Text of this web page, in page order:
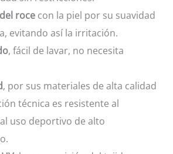
roce con la piel por su suavidad
evitando así la irritación.
, fácil de lavar, no necesita
, por sus materiales de alta calidad
técnica es resistente al
uso deportivo de alto